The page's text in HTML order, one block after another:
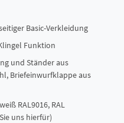
Basic-Verkleidung
Funktion
und Ständer aus
Briefeinwurfklappe aus
RAL9016, RAL
uns hierfür)